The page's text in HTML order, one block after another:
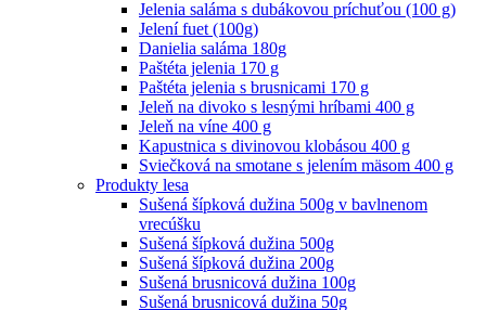
Jelenia saláma s dubákovou príchuťou (100 g)
Jelení fuet (100g)
Danielia saláma 180g
Paštéta jelenia 170 g
Paštéta jelenia s brusnicami 170 g
Jeleň na divoko s lesnými hríbami 400 g
Jeleň na víne 400 g
Kapustnica s divinovou klobásou 400 g
Sviečková na smotane s jelením mäsom 400 g
Produkty lesa
Sušená šípková dužina 500g v bavlnenom
vrecúšku
Sušená šípková dužina 500g
Sušená šípková dužina 200g
Sušená brusnicová dužina 100g
Sušená brusnicová dužina 50g